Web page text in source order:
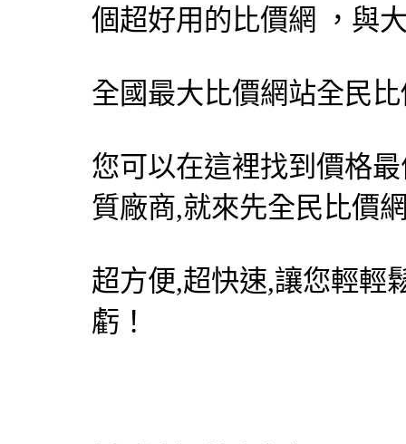
個超好用的比價網 ，與
全國最大比價網站全民
您可以在這裡找到價格
質廠商,就來先全民比價
超方便,超快速,讓您輕輕
虧！